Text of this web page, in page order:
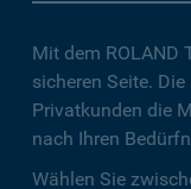
Mit dem ROLAND
sicheren Seite.
Privatkunden die
nach Ihren
Wählen Sie